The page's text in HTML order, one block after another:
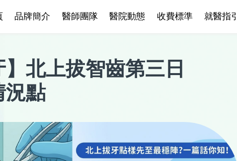
品牌簡介 醫師團隊 醫院動態 收費標準 就醫指引
】 北上拔智齒第三日
況點